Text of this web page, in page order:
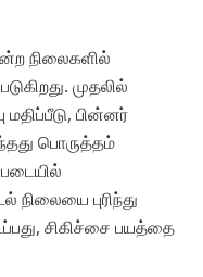
நிலைகளில்
முதலில்
மதிப்பீடு, பின்னர்
பொருத்தம்
நிலையை புரிந்து
சிகிச்சை பயத்தை